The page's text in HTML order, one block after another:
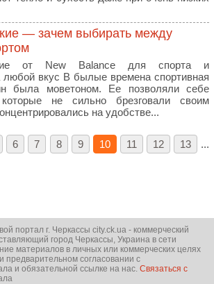
— зачем выбирать между
от New Balance для спорта и
любой вкус В былые времена спортивная
была моветоном. Ее позволяли себе
не сильно брезговали своим
на удобстве...
6 7 8 9 10 11 12 13 ...
портал г. Черкассы city.ck.ua - коммерческий
город Черкассы, Украина в сети
материалов в личных или коммерческих целях
предварительном согласовании с
и обязательной ссылке на нас. Связаться с